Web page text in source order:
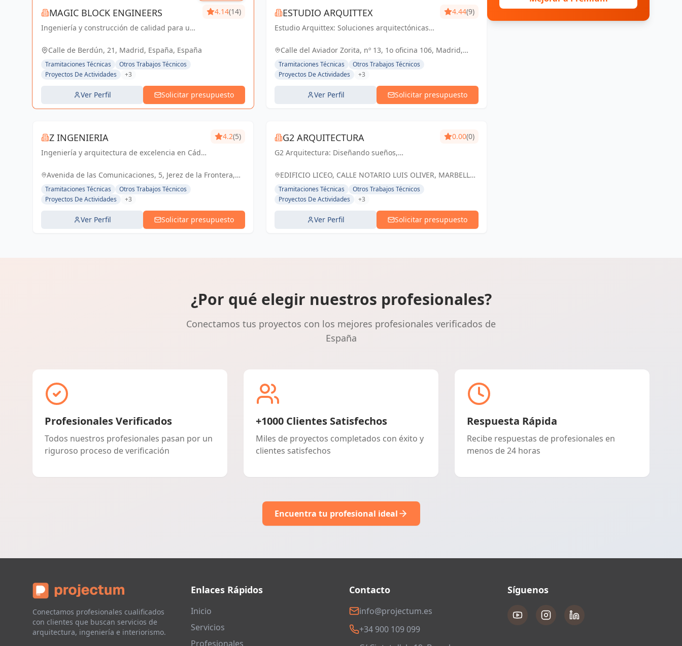
MAGIC BLOCK ENGINEERS
Ingeniería y construcción de calidad para un
Nueva.
4.14(14)
Calle de Berdún, 21, Madrid, España, España
Tramitaciones Técnicas
Otros Trabajos Técnicos
Proyectos De Actividades
+3
Ver Perfil Solicitar presupuesto
ESTUDIO ARQUITTEX
Estudio Arquittex: Soluciones arquitectónicas y
de la Mata y Cáceres. Materializamos tus
4.44(9)
Calle del Aviador Zorita, nº 13, 1o oficina 106, Madrid,
España, España
Tramitaciones Técnicas
Otros Trabajos Técnicos
Proyectos De Actividades
+3
Ver Perfil Solicitar presupuesto
Z INGENIERIA
Ingeniería y arquitectura de excelencia en Cádiz
proyectos técnicos y licencias de apertura.
4.2(5)
Avenida de las Comunicaciones, 5, Jerez de la Frontera,
España, España
Tramitaciones Técnicas
Otros Trabajos Técnicos
Proyectos De Actividades
+3
Ver Perfil Solicitar presupuesto
G2 ARQUITECTURA
G2 Arquitectura: Diseñando sueños,
inspiran, arquitectura que trasciende.
0.00(0)
EDIFICIO LICEO, CALLE NOTARIO LUIS OLIVER, MARBELLA,
ESPAÑA, España
Tramitaciones Técnicas
Otros Trabajos Técnicos
Proyectos De Actividades
+3
Ver Perfil Solicitar presupuesto
¿Por qué elegir nuestros profesionales?
Conectamos tus proyectos con los mejores profesionales verificados de
España
Profesionales Verificados
Todos nuestros profesionales pasan por un
riguroso proceso de verificación
+1000 Clientes Satisfechos
Miles de proyectos completados con éxito y
clientes satisfechos
Respuesta Rápida
Recibe respuestas de profesionales en
menos de 24 horas
Encuentra tu profesional ideal
Conectamos profesionales cualificados
con clientes que buscan servicios de
arquitectura, ingeniería e interiorismo.
Enlaces Rápidos
Inicio
Servicios
Profesionales
Contacto
info@projectum.es
+34 900 109 099
Síguenos